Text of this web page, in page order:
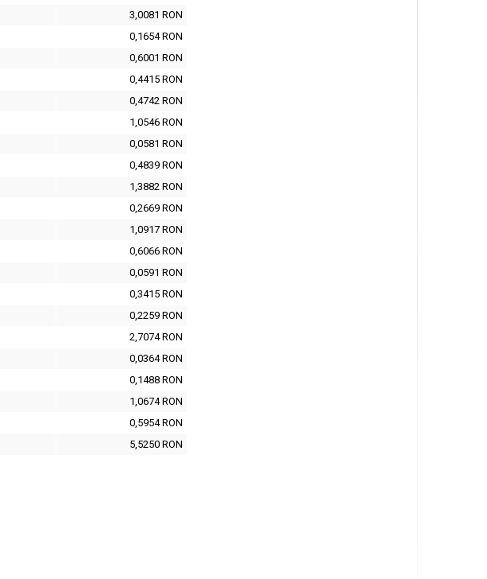
3,0081 RON
0,1654 RON
0,6001 RON
0,4415 RON
0,4742 RON
1,0546 RON
0,0581 RON
0,4839 RON
1,3882 RON
0,2669 RON
1,0917 RON
0,6066 RON
0,0591 RON
0,3415 RON
0,2259 RON
2,7074 RON
0,0364 RON
0,1488 RON
1,0674 RON
0,5954 RON
5,5250 RON